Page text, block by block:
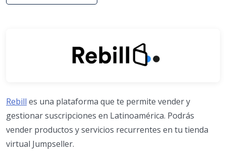
Rebill es una plataforma que te permite vender y
gestionar suscripciones en Latinoamérica. Podrás
vender productos y servicios recurrentes en tu tienda
virtual Jumpseller.